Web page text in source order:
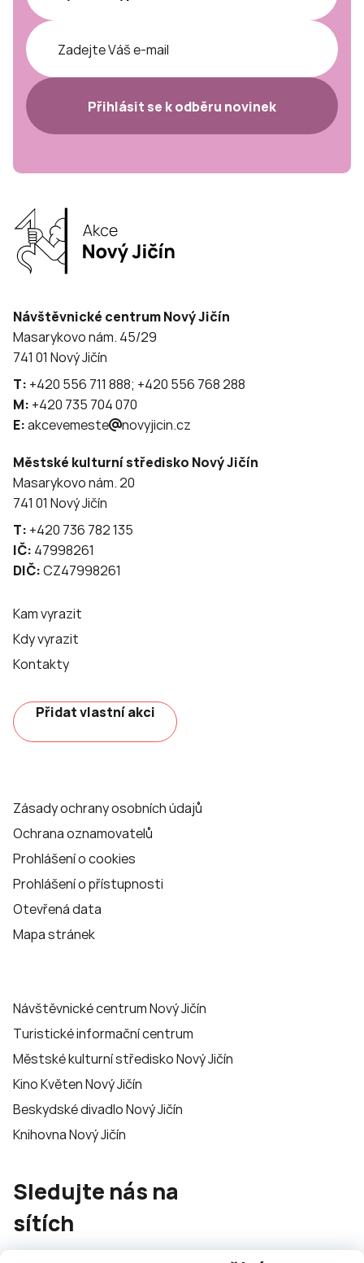
Přihlásit se k odběru novinek
Návštěvnické centrum Nový Jičín
Masarykovo nám. 45/29
741 01 Nový Jičín
T: +420 556 711 888; +420 556 768 288
M: +420 735 704 070
E:akcevemeste novyjicin.cz
Městské kulturní středisko Nový Jičín
Masarykovo nám. 20
741 01 Nový Jičín
T: +420 736 782 135
IČ: 47998261
DIČ:CZ47998261
Kam vyrazit
Kdy vyrazit
Kontakty
Přidat vlastní akci
Zásady ochrany osobních údajů
Ochrana oznamovatelů
Prohlášení o cookies
Prohlášení o přístupnosti
Otevřená data
Mapa stránek
Návštěvnické centrum Nový Jičín
Turistické informační centrum
Městské kulturní středisko Nový Jičín
Kino Květen Nový Jičín
Beskydské divadlo Nový Jičín
Knihovna Nový Jičín
Sledujte nás na
sítích